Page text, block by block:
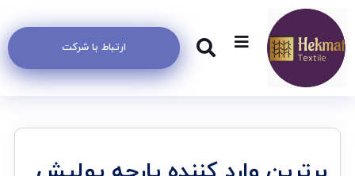
ارتباط با شرکت